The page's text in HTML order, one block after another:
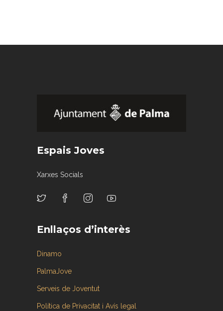
Espais Joves
Xarxes Socials
Enllaços d’interès
Dinamo
PalmaJove
Serveis de Joventut
Política de Privacitat i Avís legal